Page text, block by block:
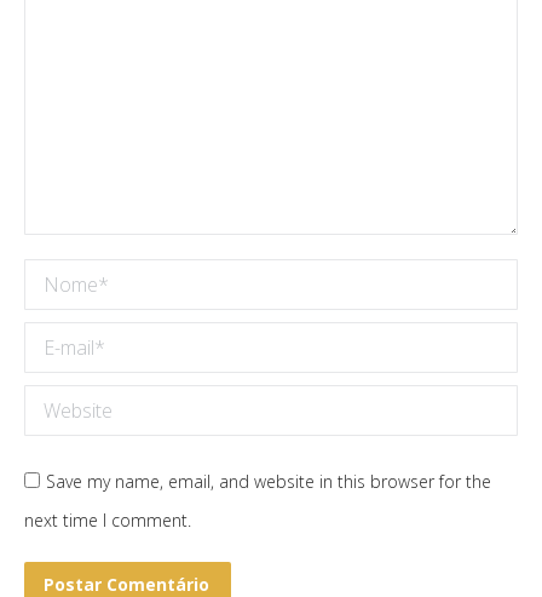
Nome *
E-mail *
Website
Save my name, email, and website in this browser for the
next time I comment.
Postar Comentário